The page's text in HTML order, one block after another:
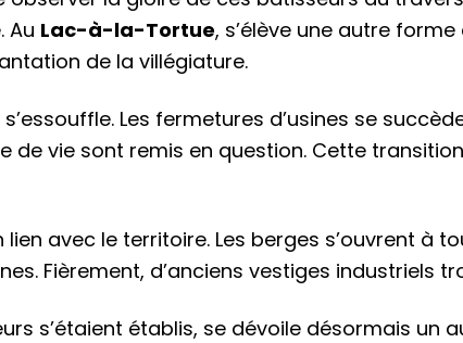
Au Lac-à-la-Tortue, s’élève une autre
de la villégiature.
Les fermetures d’usines se
de vie sont remis en question. Cette
avec le territoire. Les berges s’ouvrent à
Fièrement, d’anciens vestiges industriels
s’étaient établis, se dévoile désormais un